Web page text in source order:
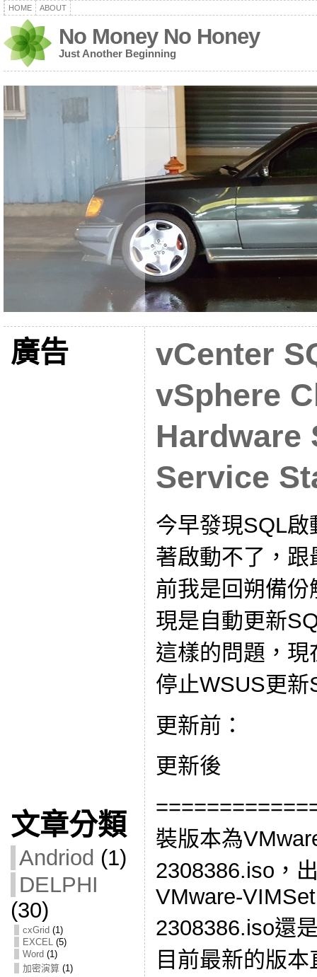
HOME ABOUT
No Money No Honey
Just Another Beginning
廣告
文章分類
Andriod (1)
DELPHI
(30)
cxGrid (1)
EXCEL(5)
Word (1)
加密演算(1)
vCenter
vSphere
Hardware
Service
今早發現SQL
著啟動不了，
前我是回朔備
現是自動更新
這樣的問題，
停止WSUS更
更新前：
更新後
裝版本為
2308386.iso，
VMware-
2308386.iso還
目前最新的版